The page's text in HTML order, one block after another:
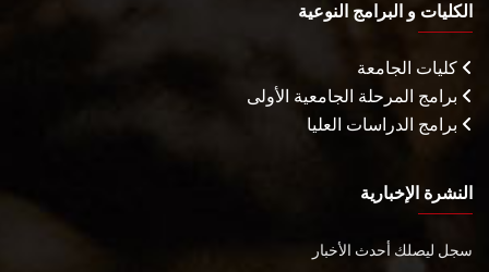
الكليات و البرامج النوعية
كليات الجامعة
برامج المرحلة الجامعية الأولى
برامج الدراسات العليا
النشرة الإخبارية
سجل ليصلك أحدث الأخبار